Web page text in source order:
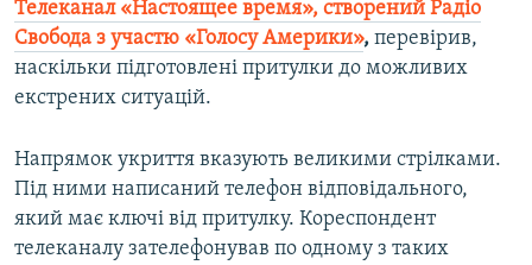
Телеканал «Настоящее время», створений Радіо
Свобода з участю «Голосу Америки», перевірив,
наскільки підготовлені притулки до можливих
екстрених ситуацій.
Напрямок укриття вказують великими стрілками.
Під ними написаний телефон відповідального,
який має ключі від притулку. Кореспондент
телеканалу зателефонував по одному з таких